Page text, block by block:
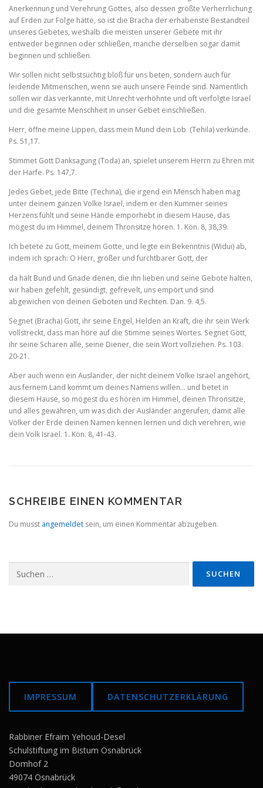
Anerkennung und Verehrung Gottes, also dessen größte Verherrli­chung
auf Erden zur Folge hätte, so ist die Bracha der erhabenste Bestandteil
unseres Gebetes, weshalb die meisten unserer Gebete mit ihr
entweder beginnen oder schließen, manche derselben sogar damit
beginnen und schließen.
Wir sollen nicht selbstsüchtig bloß für uns beten, sondern auch für
leidende Mitmenschen, wenn sie auch unsere Feinde sind. Namentlich
sollen wir das verkannte, mit Unrecht verhöhnte und oft verfolgte Israel
und die gesamte Menschheit in unser Gebet einschließen.
Herr, öffne meine Lippen, dass mein Mund dein Lob (Tehila) verkün­de.
Ps. 51,17.
Stimmet Gott Danksagung (Toda) an, spielet unserem Herrn zu Ehren mit
der Harfe. Ps. 147,7.
Jedes Gebet, jede Bitte (Techina), die irgend ein Mensch haben mag
unter deinem ganzen Volke Israel, indem er den Kummer seines
Herzens fühlt und seine Hände emporhebt in diesem Hause, das
mögest du im Himmel, deinem Thronsitze hören. 1. Kön. 8, 38,39.
Ich betete zu Gott, meinem Gotte, und legte ein Bekenntnis (Widui) ab,
indem ich sprach: O Herr, großer und furchtbarer Gott, der
da hält Bund und Gnade denen, die ihn lieben und seine Gebote halten,
wir haben gefehlt, gesündigt, gefrevelt, uns empört und sind
abgewichen von deinen Geboten und Rechten. Dan. 9. 4,5.
Segnet (Bracha) Gott, ihr seine Engel, Helden an Kraft, die ihr sein Werk
vollstreckt, dass man höre auf die Stimme seines Wortes. Segnet Gott,
ihr seine Scharen alle, seine Diener, die sein Wort vollziehen. Ps. 103.
20‑21.
Aber auch wenn ein Ausländer, der nicht deinem Volke Israel angehört,
aus fernem Land kommt um deines Namens willen… und betet in
diesem Hause, so mögest du es hören im Himmel, deinen Thronsitze,
und alles gewähren, um was dich der Ausländer angeru­fen, damit alle
Völker der Erde deinen Namen kennen lernen und dich verehren, wie
dein Volk Israel. 1. Kön. 8, 41‑43.
SCHREIBE EINEN KOMMENTAR
Du musst angemeldet sein, um einen Kommentar abzugeben.
nach:
IMPRESSUM DATENSCHUTZERKLÄRUNG
Rabbiner Efraim Yehoud-Desel
Schulstiftung im Bistum Osnabrück
Domhof 2
49074 Osnabrück